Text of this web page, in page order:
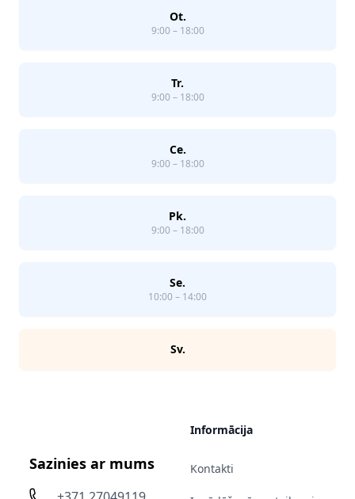
Ot.
9:00 – 18:00
Tr.
9:00 – 18:00
Ce.
9:00 – 18:00
Pk.
9:00 – 18:00
Se.
10:00 – 14:00
Sv.
Sazinies ar mums
Informācija
Kontakti